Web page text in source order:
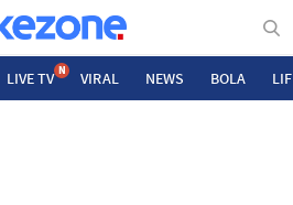
LIVE TV N VIRAL NEWS BOLA